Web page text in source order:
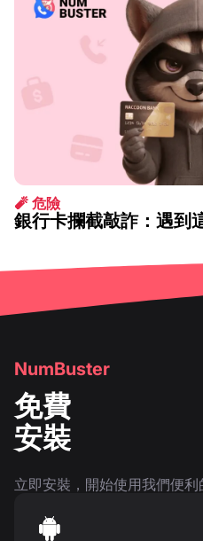
🧨 危險
銀行卡攔截敲詐：遇到
NumBuster
免費
安裝
立即安裝，開始使用我們便利